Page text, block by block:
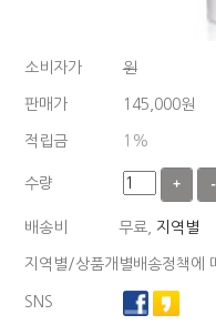
소비자가 원
판매가 145,000원
적립금 1%
수량 + -
배송비 무료, 지역별
지역별/상품개별배송정책에
SNS